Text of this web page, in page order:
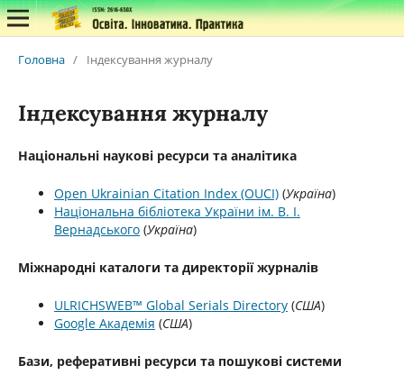
Головна / Індексування журналу
Індексування журналу
Національні наукові ресурси та аналітика
Open Ukrainian Citation Index (OUCI)(Україна)
Національна бібліотека України ім. В. І.
Вернадського(Україна)
Міжнародні каталоги та директорії журналів
ULRICHSWEB™ Global Serials Directory(США)
Google Академія (США)
Бази, реферативні ресурси та пошукові системи